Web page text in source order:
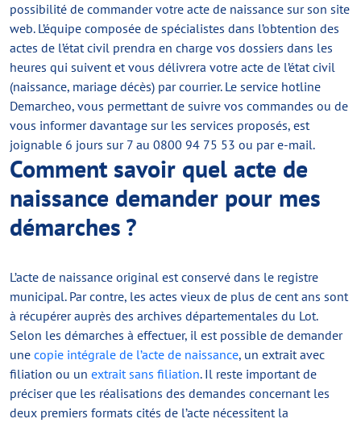
possibilité de commander votre acte de naissance sur son site
web. L’équipe composée de spécialistes dans l’obtention des
actes de l’état civil prendra en charge vos dossiers dans les
heures qui suivent et vous délivrera votre acte de l’état civil
(naissance, mariage décès) par courrier. Le service hotline
Demarcheo, vous permettant de suivre vos commandes ou de
vous informer davantage sur les services proposés, est
joignable 6 jours sur 7 au 0800 94 75 53 ou par e-mail.
Comment savoir quel acte de
naissance demander pour mes
démarches ?
L’acte de naissance original est conservé dans le registre
municipal. Par contre, les actes vieux de plus de cent ans sont
à récupérer auprès des archives départementales du Lot.
Selon les démarches à effectuer, il est possible de demander
une copie intégrale de l’acte de naissance, un extrait avec
filiation ou un extrait sans filiation. Il reste important de
préciser que les réalisations des demandes concernant les
deux premiers formats cités de l’acte nécessitent la